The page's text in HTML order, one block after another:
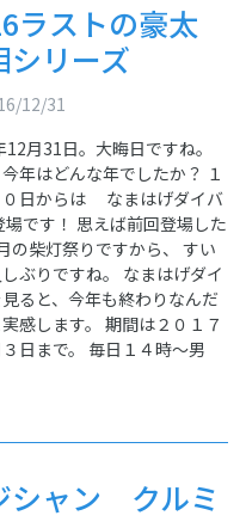
ラストの豪太
シリーズ
12/31
12月31日。大晦日ですね。
年はどんな年でしたか？ １
０日からは なまはげダイバ
場です！ 思えば前回登場した
の柴灯祭りですから、 すい
ぶりですね。 なまはげダイ
ると、今年も終わりなんだ
感します。 期間は２０１７
日まで。 毎日１４時～男
シャン クルミ